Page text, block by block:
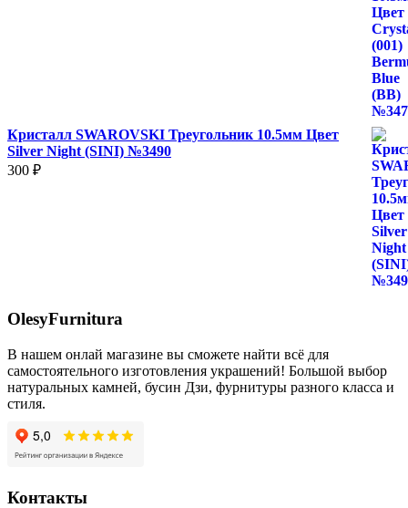
Кристалл SWAROVSKI Треугольник 10.5мм Цвет
Silver Night (SINI) №3490
300 ₽
OlesyFurnitura
В нашем онлай магазине вы сможете найти всё для
самостоятельного изготовления украшений! Большой выбор
натуральных камней, бусин Дзи, фурнитуры разного класса и
стиля.
Контакты